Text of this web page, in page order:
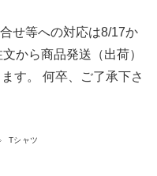
せ等への対応は8/17か
から商品発送（出荷）
す。 何卒、ご了承下さ
Tシャツ